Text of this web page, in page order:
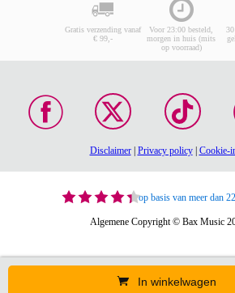
In winkelwagen
Gratis verzending vanaf
€ 99,-
Voor 23:00 besteld,
morgen in huis (mits
op voorraad)
Disclaimer| Privacy policy| Cookie-
op basis van meer dan
Algemene Copyright © Bax Music